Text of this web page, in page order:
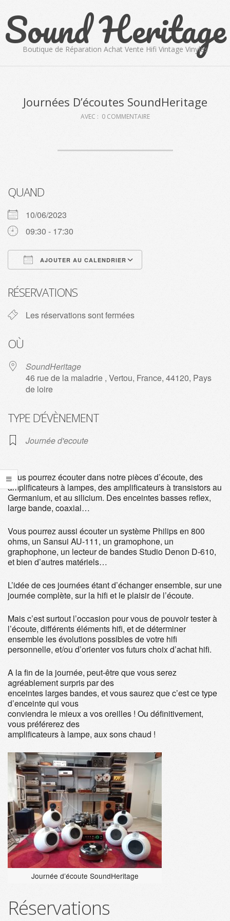
content
Sound Heritage
Boutique de Réparation Achat Vente Hifi Vintage Vinyles
Journées D’écoutes SoundHeritage
AVEC : 0 COMMENTAIRE
QUAND
10/06/2023
09:30 - 17:30
AJOUTER AU CALENDRIER
RÉSERVATIONS
Les réservations sont fermées
OÙ
SoundHeritage
46 rue de la maladrie , Vertou, France, 44120, Pays
de loire
TYPE D’ÉVÈNEMENT
Journée d'ecoute
Vous pourrez écouter dans notre pièces d’écoute, des
amplificateurs à lampes, des amplificateurs à transistors au
Germanium, et au silicium. Des enceintes basses reflex,
large bande, coaxial…
Vous pourrez aussi écouter un système Philips en 800
ohms, un Sansui AU-111, un gramophone, un
graphophone, un lecteur de bandes Studio Denon D-610,
et bien d’autres matériels…
L’idée de ces journées étant d’échanger ensemble, sur une
journée complète, sur la hifi et le plaisir de l’écoute.
Mais c’est surtout l’occasion pour vous de pouvoir tester à
l’écoute, différents éléments hifi, et de déterminer
ensemble les évolutions possibles de votre hifi
personnelle, et/ou d’orienter vos futurs choix d’achat hifi.
A la fin de la journée, peut-être que vous serez
agréablement surpris par des
enceintes larges bandes, et vous saurez que c’est ce type
d’enceinte qui vous
conviendra le mieux a vos oreilles ! Ou définitivement,
vous préférerez des
amplificateurs à lampe, aux sons chaud !
Journée d’écoute SoundHeritage
Réservations